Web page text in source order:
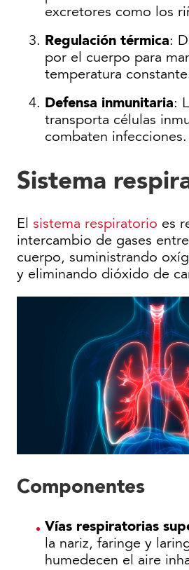
excretores como los
Regulación térmica:
por el cuerpo para
temperatura
Defensa inmunitaria:
transporta células
combaten infecciones.
Sistema
El sistema respiratorio es
intercambio de gases
cuerpo, suministrando
y eliminando dióxido de
Componentes
Vías respiratorias
la nariz, faringe y
humedecen el aire